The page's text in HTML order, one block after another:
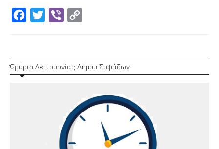
Facebook
Twitter Viber
Ώράριο Λειτουργίας Δήμου Σοφάδων